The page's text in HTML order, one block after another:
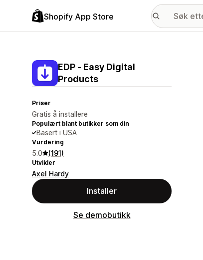
Shopify App Store
EDP ‑ Easy Digital
Products
Priser
Gratis å installere
Populært blant butikker som din
Basert i USA
Vurdering
5.0 (191)
Utvikler
Axel Hardy
Installer
Se demobutikk